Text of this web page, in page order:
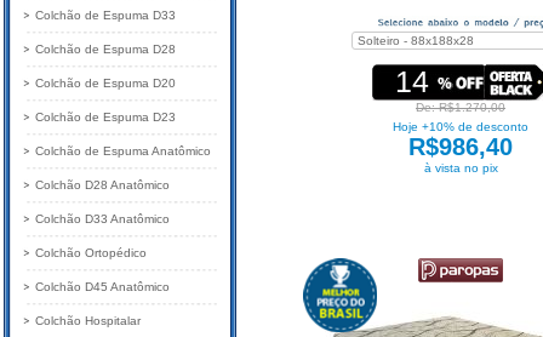
14
De: R$1.270,00
Hoje +10% de desconto
R$986,40
à vista no pix
Colchão de Espuma D33
Colchão de Espuma D28
Colchão de Espuma D20
Colchão de Espuma D23
Colchão de Espuma Anatômico
Colchão D28 Anatômico
Colchão D33 Anatômico
Colchão Ortopédico
Colchão D45 Anatômico
Colchão Hospitalar